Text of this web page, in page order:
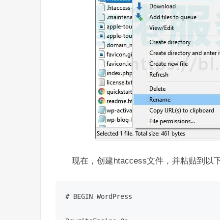
现在，创建htaccess文件 ，并粘贴到以
# BEGIN WordPress